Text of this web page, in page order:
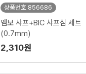
상품번호 856686
엠보 샤프+BIC 샤프심 세트
(0.7mm)
2,310원